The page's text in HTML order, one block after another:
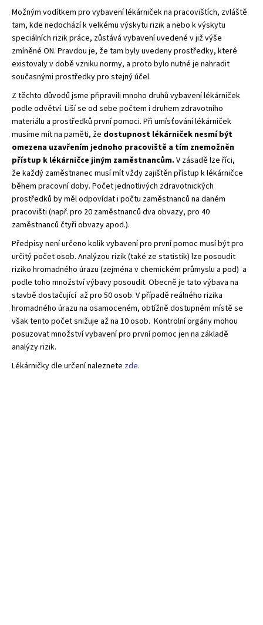
Možným vodítkem pro vybavení lékárniček na pracovištích, zvláště
tam, kde nedochází k velkému výskytu rizik a nebo k výskytu
speciálních rizik práce, zůstává vybavení uvedené v již výše
zmíněné ON. Pravdou je, že tam byly uvedeny prostředky, které
existovaly v době vzniku normy, a proto bylo nutné je nahradit
současnými prostředky pro stejný účel.
Z těchto důvodů jsme připravili mnoho druhů vybavení lékárniček
podle odvětví. Liší se od sebe počtem i druhem zdravotního
materiálu a prostředků první pomoci. Při umísťování lékárniček
musíme mít na paměti, že dostupnost lékárniček nesmí být
omezena uzavřením jednoho pracoviště a tím znemožněn
přístup k lékárničce jiným zaměstnancům. V zásadě lze říci,
že každý zaměstnanec musí mít vždy zajištěn přístup k lékárničce
během pracovní doby. Počet jednotlivých zdravotnických
prostředků by měl odpovídat i počtu zaměstnanců na daném
pracovišti (např. pro 20 zaměstnanců dva obvazy, pro 40
zaměstnanců čtyři obvazy apod.).
Předpisy není určeno kolik vybavení pro první pomoc musí být pro
určitý počet osob. Analýzou rizik (také ze statistik) lze posoudit
riziko hromadného úrazu (zejména v chemickém průmyslu a pod) a
podle toho množství výbavy posoudit. Obecně je tato výbava na
stavbě dostačující až pro 50 osob. V případě reálného rizika
hromadného úrazu na osamoceném, obtížně dostupném místě se
však tento počet snižuje až na 10 osob. Kontrolní orgány mohou
posuzovat množství vybavení pro první pomoc jen na základě
analýzy rizik.
Lékárničky dle určení naleznete zde.